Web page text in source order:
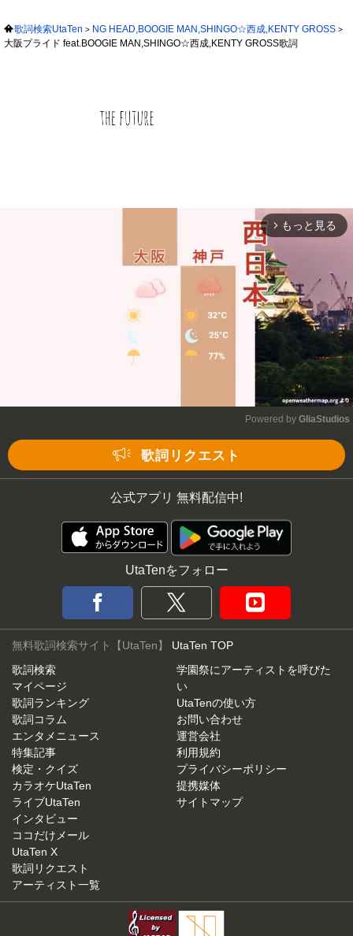
歌詞検索UtaTen
NG HEAD,BOOGIE MAN,SHINGO☆西成,KENTY GROSS
大阪プライド feat.BOOGIE MAN,SHINGO☆西成,KENTY GROSS歌詞
arrow_forward_ios もっと見る
Powered by GliaStudios
歌詞リクエスト
公式アプリ 無料配信中!
UtaTenをフォロー
無料歌詞検索サイト【UtaTen】 UtaTen TOP
歌詞検索
マイページ
歌詞ランキング
歌詞コラム
エンタメニュース
特集記事
検定・クイズ
カラオケUtaTen
ライブUtaTen
インタビュー
ココだけメール
UtaTen X
歌詞リクエスト
アーティスト一覧
学園祭にアーティストを呼びた
い
UtaTenの使い方
お問い合わせ
運営会社
利用規約
プライバシーポリシー
提携媒体
サイトマップ